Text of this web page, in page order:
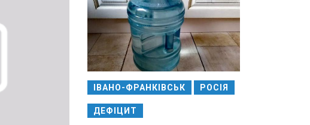
ІВАНО-ФРАНКІВСЬК РОСІЯ
ДЕФІЦИТ